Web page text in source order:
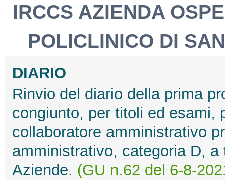
IRCCS AZIENDA
POLICLINICO DI
DIARIO
Rinvio del diario della prima
congiunto, per titoli ed esami,
collaboratore amministrativo
amministrativo, categoria D,
Aziende. (GU n.62 del 6-8-